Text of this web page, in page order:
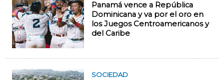
Panamá vence a República
Dominicana y va por el oro en
los Juegos Centroamericanos y
del Caribe
SOCIEDAD